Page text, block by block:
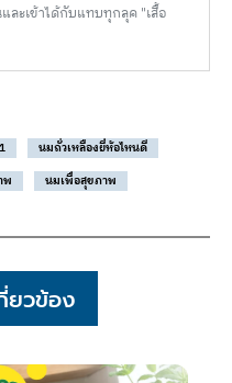
ะเข้าได้กับแทบทุกลุค "เสื้อ
นมถั่วเหลืองยี่ห้อไหนดี
พ นมเพื่อสุขภาพ
ยวข้อง